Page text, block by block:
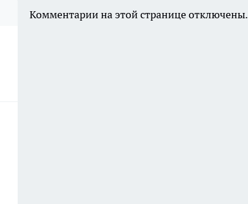
Комментарии на этой странице отключены.